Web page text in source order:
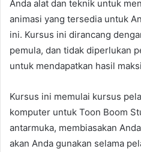
Anda alat dan teknik untuk
animasi yang tersedia untuk
ini. Kursus ini dirancang
pemula, dan tidak diperlukan
untuk mendapatkan hasil
Kursus ini memulai kursus
komputer untuk Toon Boom
antarmuka, membiasakan
akan Anda gunakan selama